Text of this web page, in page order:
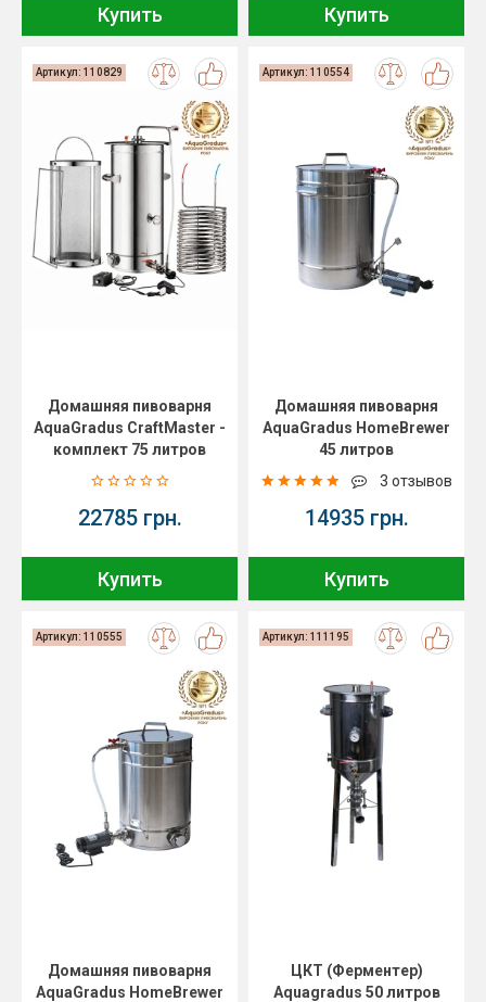
Купить Купить
Артикул: 110829
Домашняя пивоварня
AquaGradus CraftMaster -
комплект 75 литров
22785 грн.
Купить
Артикул: 110554
Домашняя пивоварня
AquaGradus HomeBrewer
45 литров
3 отзывов
14935 грн.
Купить
Артикул: 110555
Домашняя пивоварня
AquaGradus HomeBrewer
Артикул: 111195
ЦКТ (Ферментер)
Aquagradus 50 литров